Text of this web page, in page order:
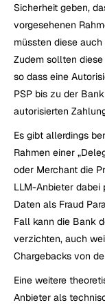
Sicherheit geben,
vorgesehenen
müssten diese
Zudem sollten
so dass eine
PSP bis zu der
autorisierten
Es gibt allerdings
Rahmen einer
oder Merchant die
LLM-Anbieter
Daten als Fraud
Fall kann die Bank
verzichten, auch
Chargebacks von
Eine weitere
Anbieter als